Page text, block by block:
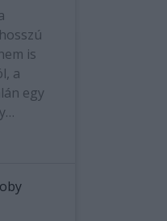
is
a
egy